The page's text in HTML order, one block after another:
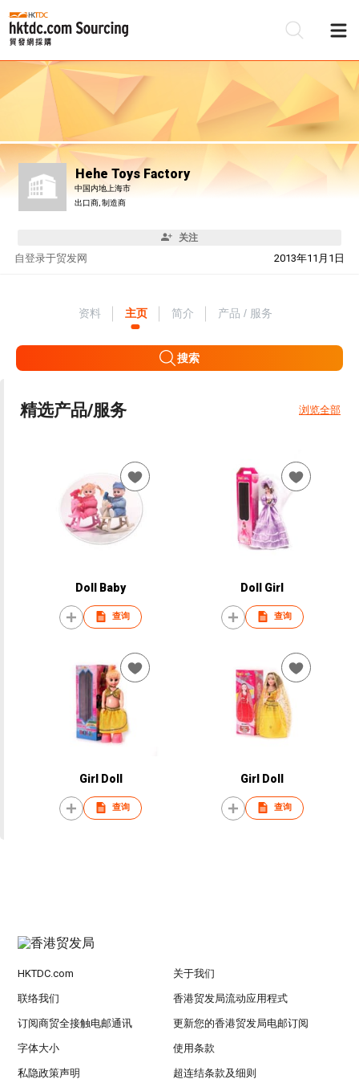
Hehe Toys Factory
中国内地上海市
出口商, 制造商
关注
自 2013年11月1日
登录于贸发网
资料 主页 简介 产品 / 服务
搜索
精选产品/服务 浏览全部
Doll Baby
查询
Doll Girl
查询
Girl Doll
查询
Girl Doll
查询
HKTDC.com 关于我们
联络我们 香港贸发局流动应用程式
订阅商贸全接触电邮通讯 更新您的香港贸发局电邮订阅
字体大小 使用条款
私隐政策声明 超连结条款及细则